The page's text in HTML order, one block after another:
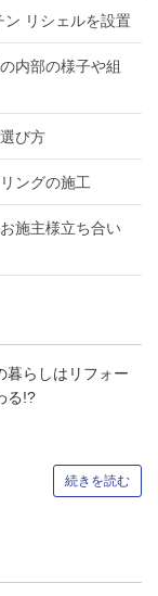
リシェルを設置
内部の様子や組
び方
ングの施工
施主様立ち合い
暮らしはリフォー
る!?
続きを読む